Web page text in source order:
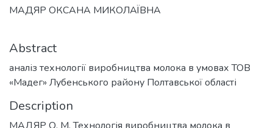
МАДЯР ОКСАНА МИКОЛАЇВНА
Abstract
аналіз технології виробництва молока в умовах ТОВ
«Мадег» Лубенського району Полтавської області
Description